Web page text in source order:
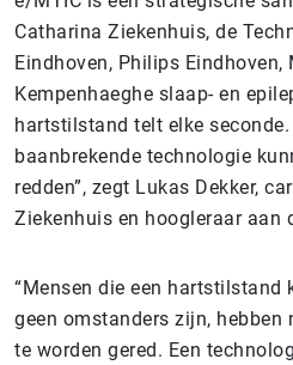
Catharina Ziekenhuis, de
Eindhoven, Philips Eindhoven,
Kempenhaeghe slaap- en
hartstilstand telt elke
baanbrekende technologie
redden”, zegt Lukas Dekker,
Ziekenhuis en hoogleraar aan
“Mensen die een hartstilstand
geen omstanders zijn, hebben
te worden gered. Een